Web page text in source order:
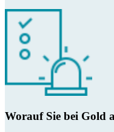
Worauf Sie bei Gold